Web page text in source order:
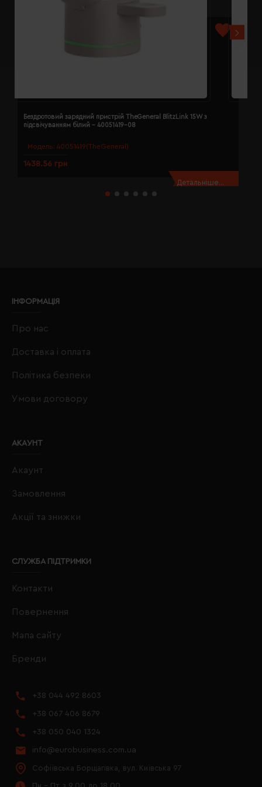
Модель: 40051419(TheGeneral)
Бездротовий зарядний пристрій TheGeneral BlitzLink 15W з
підсвічуванням білий - 40051419-08
1438.56 грн
Детальніше...
ІНФОРМАЦІЯ
Про нас
Доставка і оплата
Політика безпеки
Умови договору
АКАУНТ
Акаунт
Замовлення
Акції та знижки
СЛУЖБА ПІДТРИМКИ
Контакти
Повернення
Мапа сайту
Бренди
+38 044 492 8603
+38 067 406 8679
+38 050 040 1324
info@eurobusiness.com.ua
Софіївська Борщагівка, вул. Київська 97